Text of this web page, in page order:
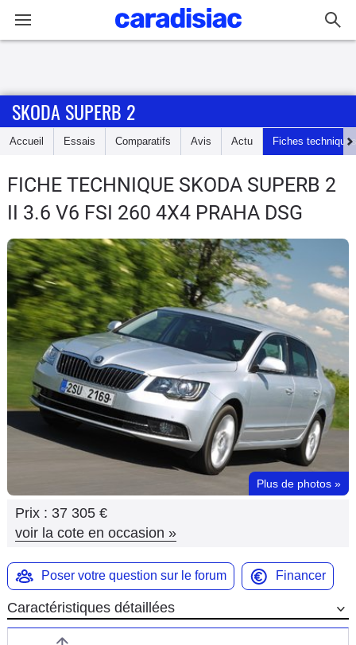
Accueil
Essais
Guide
d'achat
Electriques
Utilitaires
Flottes
Auto
Services
Moto
Marques
SKODA SUPERB 2
Accueil Essais Comparatifs Avis Actu Fiches techniques
FICHE TECHNIQUE SKODA SUPERB 2
II 3.6 V6 FSI 260 4X4 PRAHA DSG
Plus de photos »
Prix : 37 305 €
voir la cote en occasion »
Poser votre question sur le forum Financer
Caractéristiques détaillées